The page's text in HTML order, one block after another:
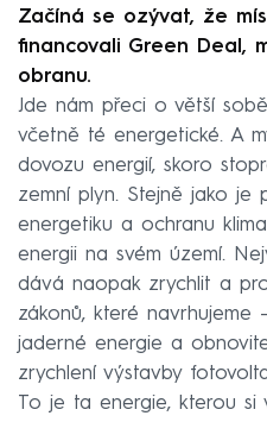
Začíná se ozývat, že
financovali Green Deal,
obranu.
Jde nám přeci o větší
včetně té energetické. A
dovozu energií, skoro
zemní plyn. Stejně jako je
energetiku a ochranu
energii na svém území.
dává naopak zrychlit a
zákonů, které navrhujeme
jaderné energie a
zrychlení výstavby
To je ta energie, kterou si